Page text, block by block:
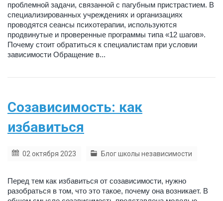
проблемной задачи, связанной с пагубным пристрастием. В
специализированных учреждениях и организациях
проводятся сеансы психотерапии, используются
продвинутые и проверенные программы типа «12 шагов».
Почему стоит обратиться к специалистам при условии
зависимости Обращение в...
Созависимость: как
избавиться
02 октября 2023 Блог школы независимости
Перед тем как избавиться от созависимости, нужно
разобраться в том, что это такое, почему она возникает. В